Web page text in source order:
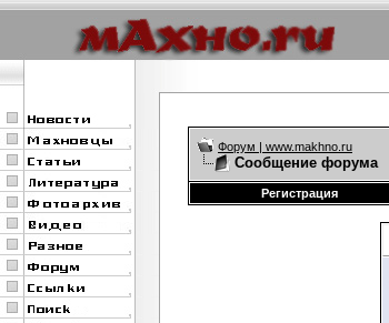
Форум | www.makhno.ru
Сообщение форума
Регистрация